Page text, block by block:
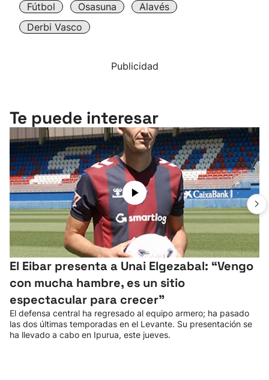
Fútbol Osasuna
Alavés
Derbi Vasco
Publicidad
Te puede interesar
El Eibar presenta a Unai Elgezabal: “Vengo
con mucha hambre, es un sitio
espectacular para crecer”
El defensa central ha regresado al equipo armero; ha pasado
las dos últimas temporadas en el Levante. Su presentación se
ha llevado a cabo en Ipurua, este jueves.